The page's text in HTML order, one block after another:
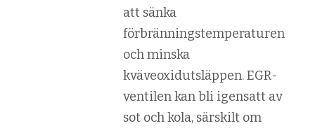
att sänka
förbränningstemperaturen
och minska
kväveoxidutsläppen. EGR-
ventilen kan bli igensatt av
sot och kola, särskilt om